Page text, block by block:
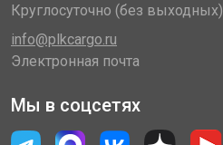
Круглосуточно (без выходных)
info@plkcargo.ru
Электронная почта
Мы в соцсетях